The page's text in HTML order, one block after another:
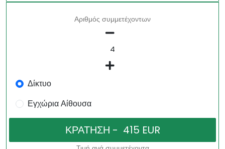
Αριθμός συμμετέχοντων
Δίκτυο
Εγχώρια Αίθουσα